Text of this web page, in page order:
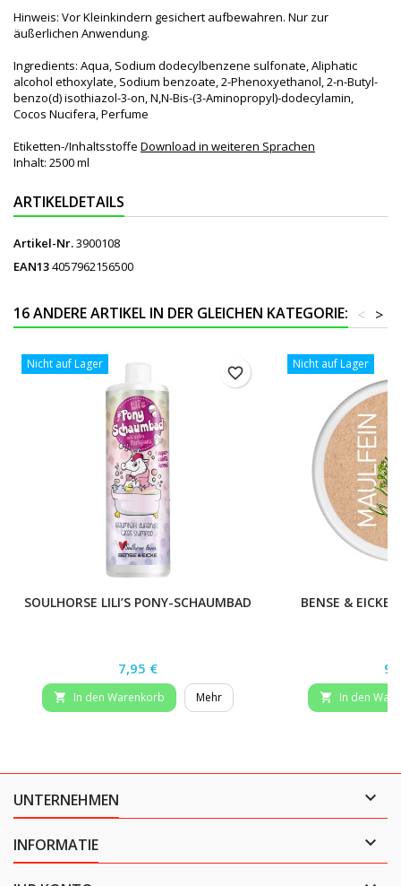
Hinweis: Vor Kleinkindern gesichert aufbewahren. Nur zur
äußerlichen Anwendung.
Ingredients: Aqua, Sodium dodecylbenzene sulfonate, Aliphatic
alcohol ethoxylate, Sodium benzoate, 2-Phenoxyethanol, 2-n-Butyl-
benzo(d) isothiazol-3-on, N,N-Bis-(3-Aminopropyl)-dodecylamin,
Cocos Nucifera, Perfume
Etiketten-/Inhaltsstoffe Download in weiteren Sprachen
Inhalt: 2500 ml
ARTIKELDETAILS
Artikel-Nr.3900108
EAN134057962156500
16 ANDERE ARTIKEL IN DER GLEICHEN KATEGORIE: >
<
Nicht auf Lager
SOULHORSE LILI’S PONY-SCHAUMBAD
Preis
7,95 €
 In den Warenkorb Mehr
favorite_border
Nicht auf Lager
BENSE & EICKE
 In den
UNTERNEHMEN 
INFORMATIE 